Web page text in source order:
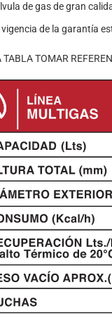
de gas de gran
vigencia de la garantía
TABLA TOMAR